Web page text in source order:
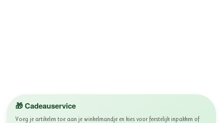
🎁 Cadeauservice
Voeg je artikelen toe aan je winkelmandje en kies voor feestelijk inpakken of